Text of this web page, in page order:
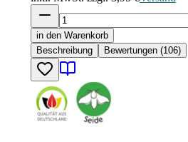
in den Warenkorb
Beschreibung
Bewertungen (106)